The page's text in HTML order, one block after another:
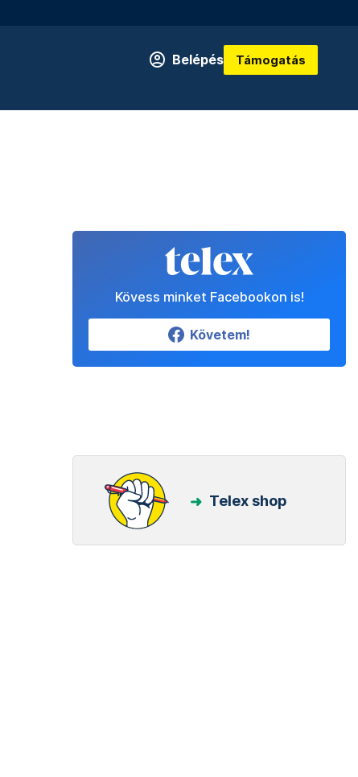
Belépés Támogatás
Kövess minket Facebookon is!
Követem!
Telex shop